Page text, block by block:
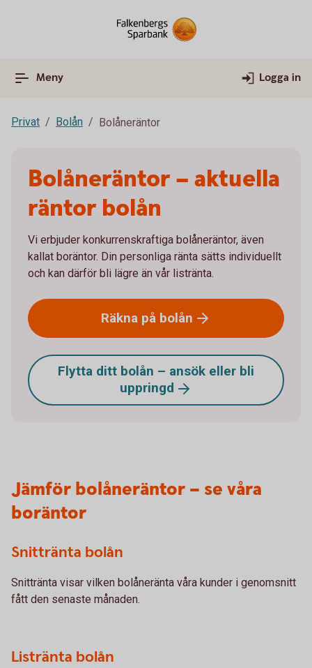
Meny Logga in
Privat Bolån Bolåneräntor
Bolåneräntor – aktuella
räntor bolån
Vi erbjuder konkurrenskraftiga bolåneräntor, även
kallat boräntor. Din personliga ränta sätts individuellt
och kan därför bli lägre än vår listränta.
Räkna på bolån
Flytta ditt bolån – ansök eller bli
uppringd
Jämför bolåneräntor – se våra
boräntor
Snittränta bolån
Snittränta visar vilken bolåneränta våra kunder i genomsnitt
fått den senaste månaden.
Listränta bolån